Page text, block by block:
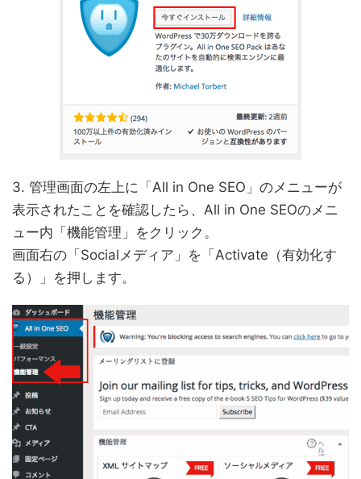
3. 管理画面の左上に「All in One SEO」のメニューが
表示されたことを確認したら、All in One SEOのメニ
ュー内「機能管理」をクリック。
画面右の「Socialメディア」を「Activate（有効化す
る）」を押します。